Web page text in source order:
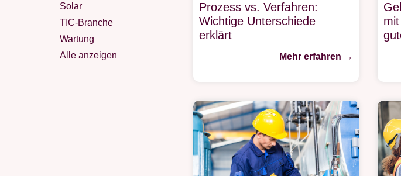
Solar
TIC-Branche
Wartung
Alle anzeigen
Prozess vs. Verfahren:
Wichtige Unterschiede
erklärt
Mehr erfahren →